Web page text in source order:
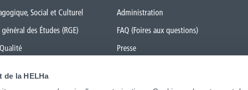
de la HELHa
Social et Culturel
des Études (RGE)
Administration
FAQ (Foires aux questions)
Presse